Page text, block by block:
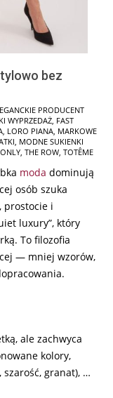
bez
PRODUCENT
WYPRZEDAŻ, FAST
, LORO PIANA, MARKOWE
, MODNE SUKIENKI
ONLY, THE ROW, TOTÊME
moda dominują
osób szuka
prostocie i
luxury”, który
To filozofia
— mniej wzorów,
ale zachwyca
kolory,
granat), …